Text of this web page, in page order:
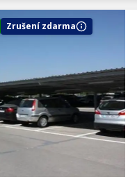
Zrušení zdarma